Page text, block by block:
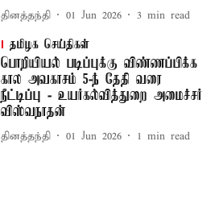
தினத்தந்தி 01 Jun 2026 3 min read
தமிழக செய்திகள்
பொறியியல் படிப்புக்கு விண்ணப்பிக்க
கால அவகாசம் 5-ந் தேதி வரை
நீட்டிப்பு - உயர்கல்வித்துறை அமைச்சர்
விஸ்வநாதன்
தினத்தந்தி 01 Jun 2026 1 min read